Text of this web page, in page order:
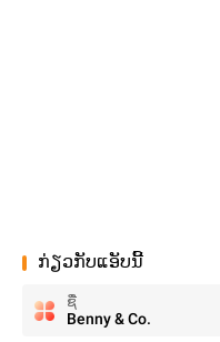
ກ່ຽວກັບແອັບນີ້
ຊື່
Benny & Co.